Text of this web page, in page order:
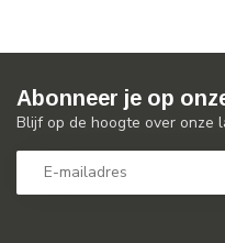
Abonneer je op
Blijf op de hoogte over onze